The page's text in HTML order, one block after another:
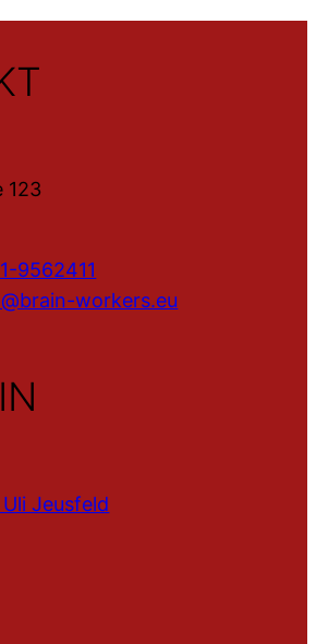
123
9562411
workers.eu
Jeusfeld